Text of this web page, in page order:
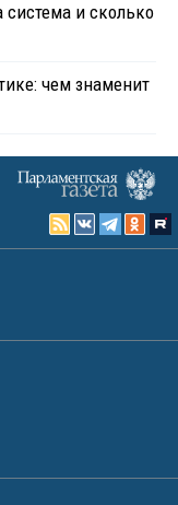
система и сколько
чем знаменит